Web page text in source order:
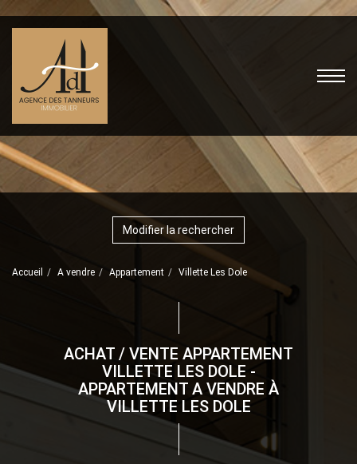
Modifier la rechercher
Accueil A vendre Appartement Villette Les Dole
ACHAT / VENTE APPARTEMENT
VILLETTE LES DOLE -
APPARTEMENT A VENDRE À
VILLETTE LES DOLE